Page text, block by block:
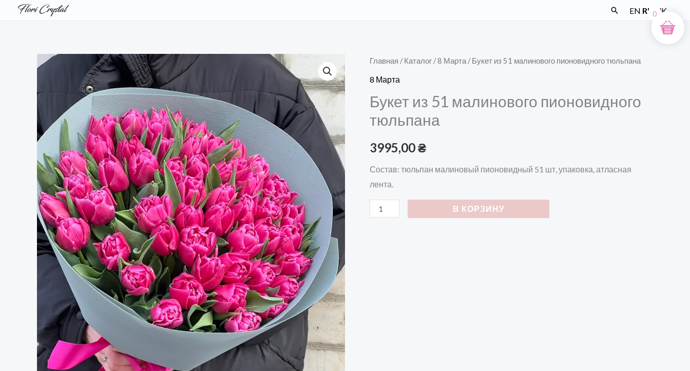
Перейти
ПоискEN RUUK
Главная /Каталог /8 Марта / Букет из 51 малинового пионовидного тюльпана
8 Марта
Букет из 51 малинового пионовидного
тюльпана
3995,00₴
Состав: тюльпан малиновый пионовидный 51 шт, упаковка, атласная
лента.
Количество
товара
из
51
пионовидного
тюльпана
В КОРЗИНУ
0